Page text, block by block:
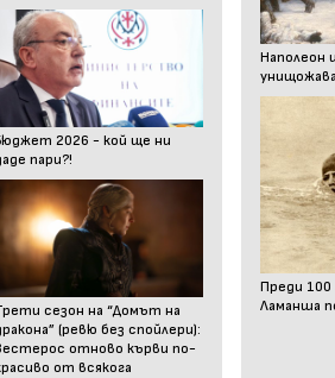
2026 - кой ще ни
пари?!
сезон на “Домът на
(ревю без спойлери):
отново кърви по-
от всякога
Наполеон
унищожава
Преди 100
Ламанша